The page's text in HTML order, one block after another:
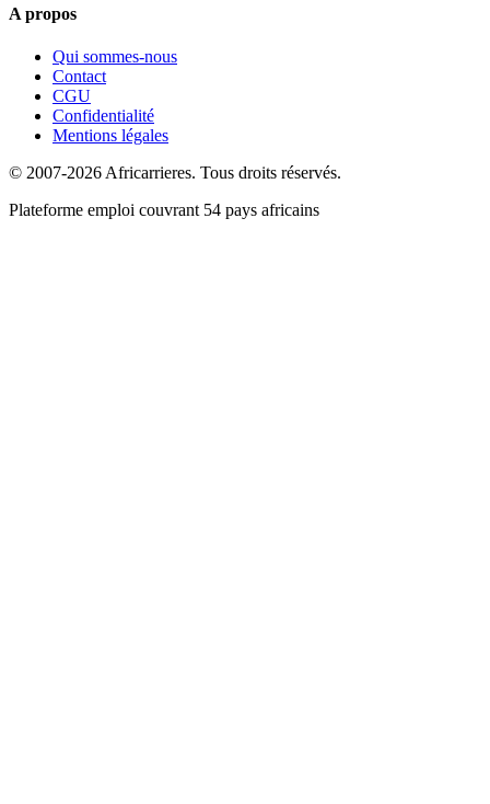
A propos
Qui sommes-nous
Contact
CGU
Confidentialité
Mentions légales
© 2007-2026 Africarrieres. Tous droits réservés.
Plateforme emploi couvrant 54 pays africains